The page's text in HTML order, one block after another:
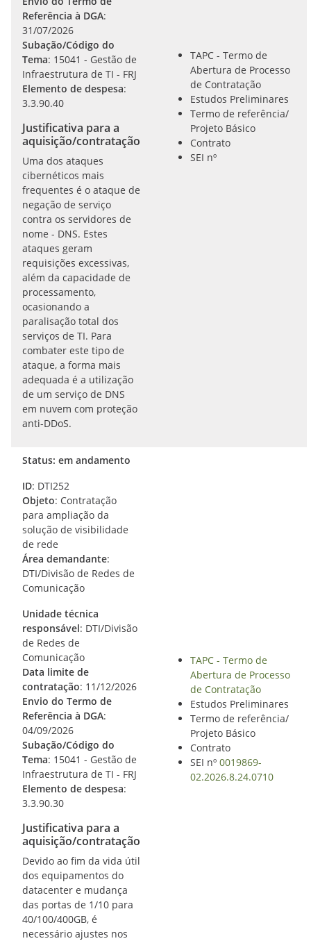
Referência à DGA:
31/07/2026
Subação/Código do
Tema: 15041 - Gestão de
Infraestrutura de TI - FRJ
Elemento de despesa:
3.3.90.40
Justificativa para a
aquisição/contratação
Uma dos ataques
cibernéticos mais
frequentes é o ataque de
negação de serviço
contra os servidores de
nome - DNS. Estes
ataques geram
requisições excessivas,
além da capacidade de
processamento,
ocasionando a
paralisação total dos
serviços de TI. Para
combater este tipo de
ataque, a forma mais
adequada é a utilização
de um serviço de DNS
em nuvem com proteção
anti-DDoS.
TAPC - Termo de
Abertura de Processo
de Contratação
Estudos Preliminares
Termo de referência/
Projeto Básico
Contrato
SEI nº
Status: em andamento
ID: DTI252
Objeto: Contratação
para ampliação da
solução de visibilidade
de rede
Área demandante:
DTI/Divisão de Redes de
Comunicação
Unidade técnica
responsável: DTI/Divisão
de Redes de
Comunicação
Data limite de
contratação: 11/12/2026
Envio do Termo de
Referência à DGA:
04/09/2026
Subação/Código do
Tema: 15041 - Gestão de
Infraestrutura de TI - FRJ
Elemento de despesa:
3.3.90.30
Justificativa para a
aquisição/contratação
Devido ao fim da vida útil
dos equipamentos do
datacenter e mudança
das portas de 1/10 para
40/100/400GB, é
necessário ajustes nos
TAPC - Termo de
Abertura de Processo
de Contratação
Estudos Preliminares
Termo de referência/
Projeto Básico
Contrato
SEI nº 0019869-
02.2026.8.24.0710